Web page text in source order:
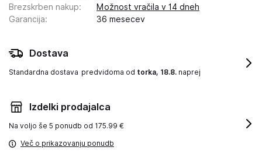
Brezskrben nakup:
Možnost vračila v 14 dneh
Garancija: 36 mesecev
Dostava
Standardna dostava predvidoma od torka, 18.8. naprej
Izdelki prodajalca
Na voljo še 5 ponudb od 175.99 €
Več o prikazovanju ponudb